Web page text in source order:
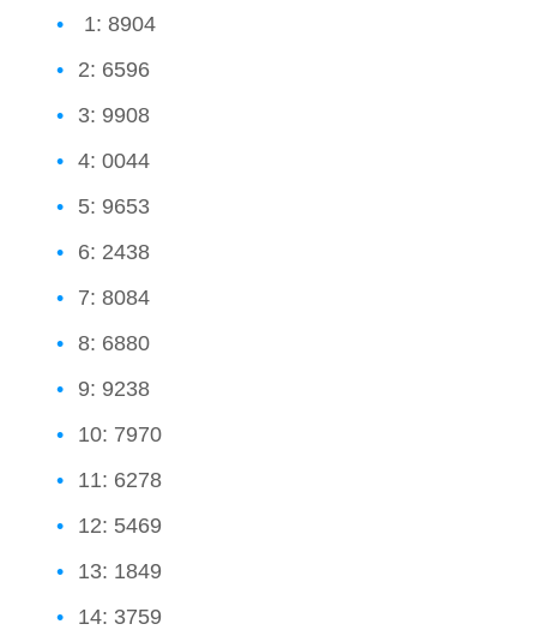
1: 8904
2: 6596
3: 9908
4: 0044
5: 9653
6: 2438
7: 8084
8: 6880
9: 9238
10: 7970
11: 6278
12: 5469
13: 1849
14: 3759